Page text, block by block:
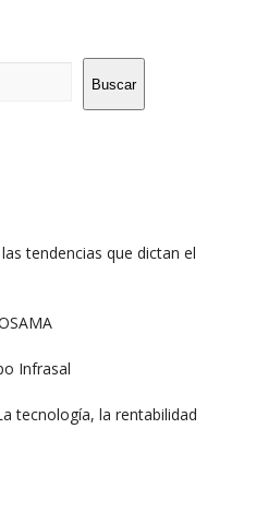
Buscar
las tendencias que dictan el
Infrasal
tecnología, la rentabilidad